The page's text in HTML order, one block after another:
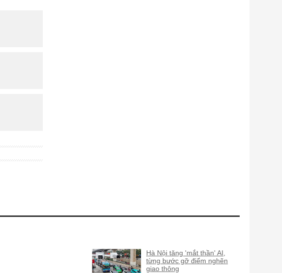
Hà Nội tăng 'mắt thần' AI,
từng bước gỡ điểm nghẽn
giao thông